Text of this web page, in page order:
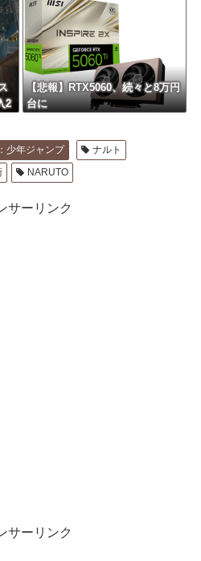
2
【悲報】RTX5060、続々と8万円
台に
少年ジャンプ
ナルト
NARUTO
サーリンク
サーリンク